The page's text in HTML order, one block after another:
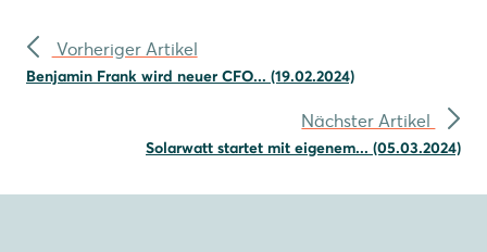
Vorheriger Artikel
Benjamin Frank wird neuer CFO... (19.02.2024)
Nächster Artikel
Solarwatt startet mit eigenem... (05.03.2024)